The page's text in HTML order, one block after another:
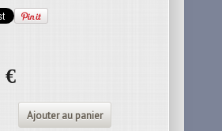
€
Ajouter au panier